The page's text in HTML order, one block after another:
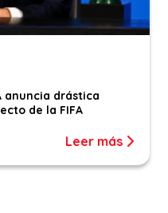
anuncia drástica
de la FIFA
Leer más